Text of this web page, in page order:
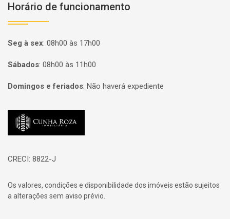
Horário de funcionamento
Seg à sex: 08h00 às 17h00
Sábados: 08h00 às 11h00
Domingos e feriados: Não haverá expediente
Página inicial
CRECI: 8822-J
Os valores, condições e disponibilidade dos imóveis estão sujeitos
a alterações sem aviso prévio.